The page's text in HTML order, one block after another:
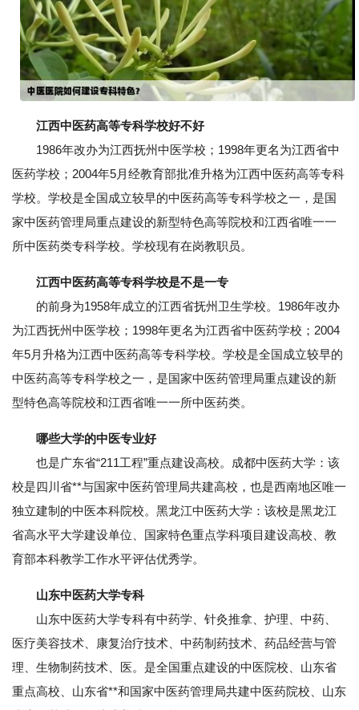
江西中医药高等专科学校好不好
1986年改办为江西抚州中医学校；1998年更名为江西省中
医药学校；2004年5月经教育部批准升格为江西中医药高等专科
学校。学校是全国成立较早的中医药高等专科学校之一，是国
家中医药管理局重点建设的新型特色高等院校和江西省唯一一
所中医药类专科学校。学校现有在岗教职员。
江西中医药高等专科学校是不是一专
的前身为1958年成立的江西省抚州卫生学校。1986年改办
为江西抚州中医学校；1998年更名为江西省中医药学校；2004
年5月升格为江西中医药高等专科学校。学校是全国成立较早的
中医药高等专科学校之一，是国家中医药管理局重点建设的新
型特色高等院校和江西省唯一一所中医药类。
哪些大学的中医专业好
也是广东省“211工程”重点建设高校。成都中医药大学：该
校是四川省**与国家中医药管理局共建高校，也是西南地区唯一
独立建制的中医本科院校。黑龙江中医药大学：该校是黑龙江
省高水平大学建设单位、国家特色重点学科项目建设高校、教
育部本科教学工作水平评估优秀学。
山东中医药大学专科
山东中医药大学专科有中药学、针灸推拿、护理、中药、
医疗美容技术、康复治疗技术、中药制药技术、药品经营与管
理、生物制药技术、医。是全国重点建设的中医院校、山东省
重点高校、山东省**和国家中医药管理局共建中医药院校、山东